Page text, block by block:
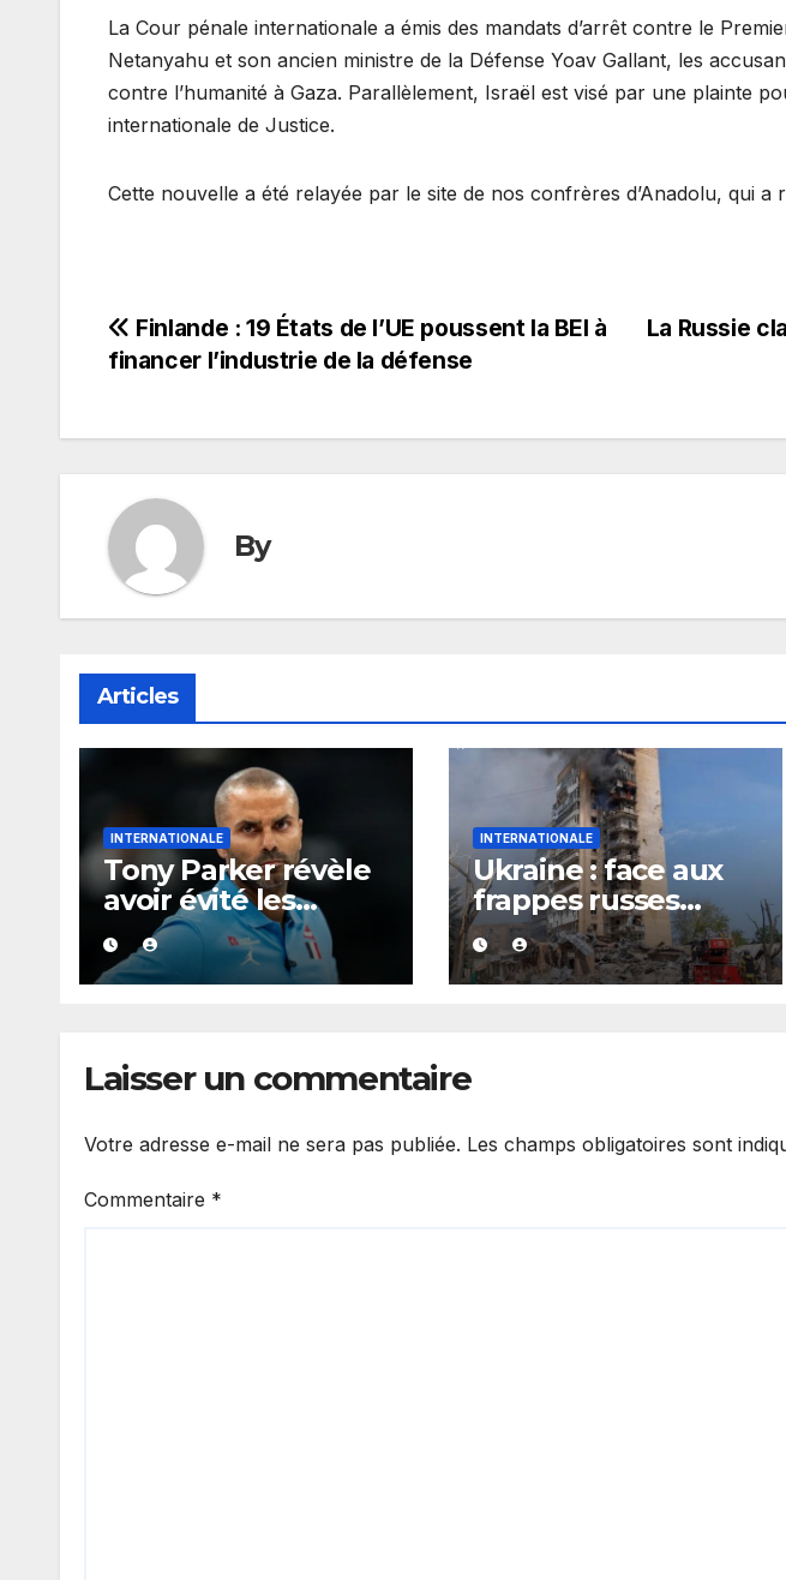
La Cour pénale internationale a émis des mandats d’arrêt contre le
Netanyahu et son ancien ministre de la Défense Yoav Gallant, les
contre l’humanité à Gaza. Parallèlement, Israël est visé par une plainte
internationale de Justice.
Cette nouvelle a été relayée par le site de nos confrères d’Anadolu, qui a
Navigation
l’article
La Russie
Finlande : 19 États de l’UE poussent la BEI à
financer l’industrie de la défense
By
Articles
INTERNATIONALE
Tony Parker révèle
avoir évité les
soirées de P. Diddy
pour protéger Eva
Longoria
INTERNATIONALE
Ukraine : face aux
frappes russes
quotidiennes, des
évacuations
ordonnées à
Laisser un commentaire
Votre adresse e-mail ne sera pas publiée. Les champs obligatoires sont
Commentaire *